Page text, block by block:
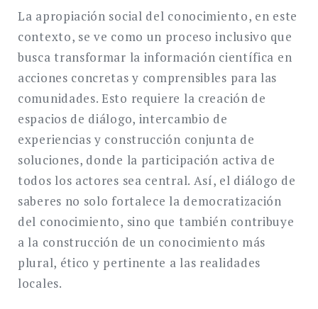
La apropiación social del conocimiento, en este
contexto, se ve como un proceso inclusivo que
busca transformar la información científica en
acciones concretas y comprensibles para las
comunidades. Esto requiere la creación de
espacios de diálogo, intercambio de
experiencias y construcción conjunta de
soluciones, donde la participación activa de
todos los actores sea central. Así, el diálogo de
saberes no solo fortalece la democratización
del conocimiento, sino que también contribuye
a la construcción de un conocimiento más
plural, ético y pertinente a las realidades
locales.